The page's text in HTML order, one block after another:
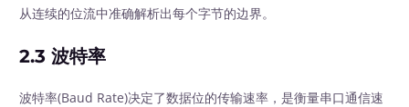
从连续的位流中准确解析出每个字节的边界。
2.3 波特率
波特率(Baud Rate)决定了数据位的传输速率，是衡量串口通信速